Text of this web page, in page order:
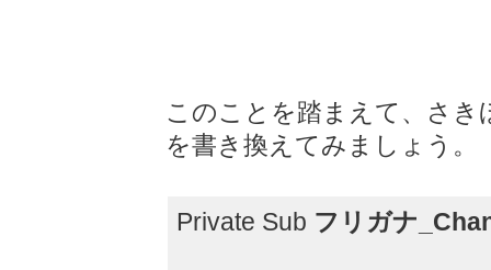
このことを踏まえて、さ
を書き換えてみましょう。
Private Sub フリガナ